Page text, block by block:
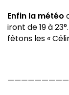
Enfin la météo
iront de 19 à
fêtons les «